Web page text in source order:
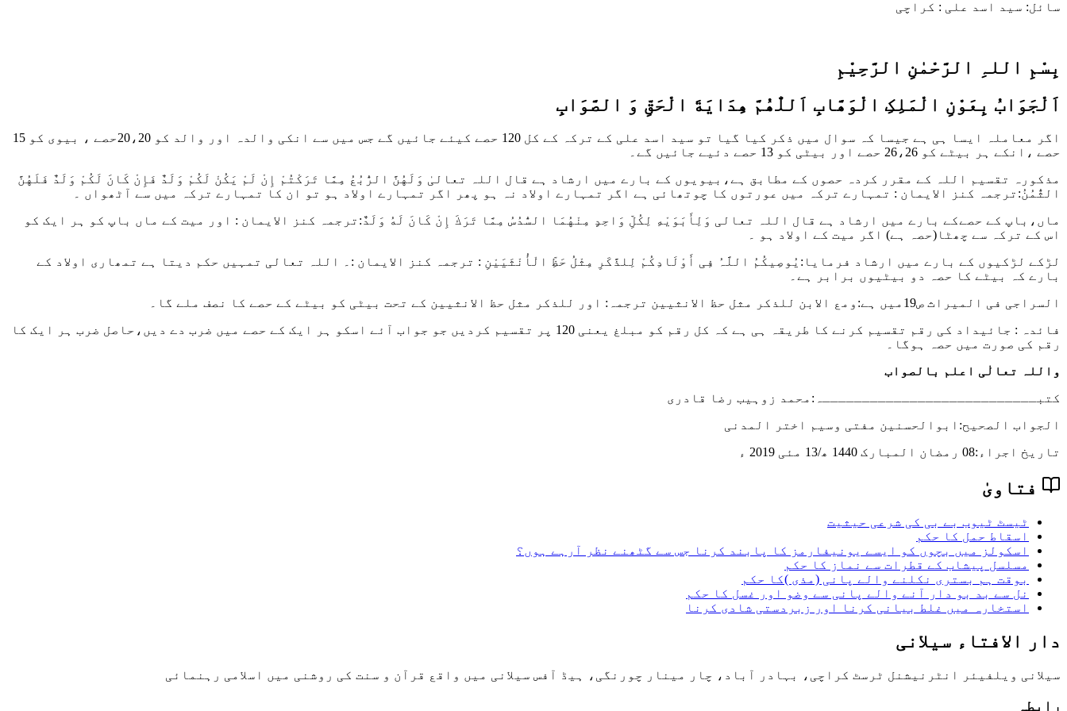
سائل: سید اسد علی : کراچی
بِسْمِ اللہِ الرَّحْمٰنِ الرَّحِيْمِ
اَلْجَوَابُ بِعَوْنِ الْمَلِکِ الْوَھَّابِ اَللّٰھُمَّ ھِدَايَةَ الْحَقِّ وَ الصَّوَابِ
اگر معاملہ ایسا ہی ہے جیسا کہ سوال میں ذکر کیا گیا تو سید اسد علی کے ترکہ کے کل 120 حصے کیئے جائیں گے جس میں سے انکی والدہ اور والد کو 20،20حصے ، بیوی کو 15
حصے ،انکے ہر بیٹے کو 26،26 حصے اور بیٹی کو 13 حصے دئیے جائیں گے۔
مذکورہ تقسیم اللہ کے مقرر کردہ حصوں کے مطابق ہے، بیویوں کے بارے میں ارشاد ہے قال اللہ تعالیٰ وَلَهُنَّ الرُّبُعُ مِمَّا تَرَكْتُمْ إِنْ لَمْ يَكُنْ لَكُمْ وَلَدٌ فَإِنْ كَانَ لَكُمْ وَلَدٌ فَلَهُنَّ
الثُّمُنُ: ترجمہ کنز الایمان : تمہارے ترکہ میں عورتوں کا چوتھائی ہے اگر تمہارے اولاد نہ ہو پھر اگر تمہارے اولاد ہو تو ان کا تمہارے ترکہ میں سے آٹھواں ۔
ماں،باپ کے حصےکے بارے میں ارشاد ہے قال اللہ تعالی وَلِأَبَوَيْهِ لِكُلِّ وَاحِدٍ مِنْهُمَا السُّدُسُ مِمَّا تَرَكَ إِنْ كَانَ لَهُ وَلَدٌ: ترجمہ کنز الایمان : اور میت کے ماں باپ کو ہر ایک کو
اس کے ترکہ سے چھٹا(حصہ ہے) اگر میت کے اولاد ہو ۔
لڑکے لڑکیوں کے بارے میں ارشاد فرمایا: یُوصِیکُمُ اللَّہُ فِی أَوْلَادِکُمْ لِلذَّکَرِ مِثْلُ حَظِّ الْأُنْثَیَیْنِ : ترجمہ کنز الایمان :۔ اللہ تعالی تمہیں حکم دیتا ہے تمھاری اولاد کے
بارے کہ بیٹے کا حصہ دو بیٹیوں برابر ہے۔
السراجی فی المیراث ص19میں ہے:
ومع الابن للذکر مثل حظ الانثیین ترجمہ: او ر للذکر مثل حظ الانثیین کے تحت بیٹی کو بیٹے کے حصے کا نصف ملے گا۔
فائدہ : جائیداد کی رقم تقسیم کرنے کا طریقہ ہی ہے کہ کل رقم کو مبلغ یعنی 120 پر تقسیم کردیں جو جواب آئے اسکو ہر ایک کے حصے میں ضرب دے دیں،حاصل ضرب ہر ایک کا
رقم کی صورت میں حصہ ہوگا۔
واللہ تعالٰی اعلم بالصواب
کتبـــــــــــــــــــــــــــہ:محمد زوہیب رضا قادری
الجواب الصحیح:ابوالحسنین مفتی وسیم اختر المدنی
تاریخ اجراء:08 رمضان المبارک 1440 ھ/13 مئی 2019 ء
فتاویٰ
ٹیسٹ ٹیوب بے بی کی شرعی حیثیت
اسقاط حمل کا حکم
اسکولز میں بچوں کو ایسے یونیفارمز کا پابند کرنا جس سے گٹھنے نظر آرہے ہوں؟
مسلسل پیشاب کے قطرات سے نماز کا حکم
بوقت ہم بستری نکلنے والے پانی (مذی )کا حکم
نل سے بد بو دار آنے والے پانی سے وضو اور غسل کا حکم
استخارہ میں غلط بیانی کرنا اور زبردستی شادی کرنا
دار الافتاء سیلانی
سیلانی ویلفیئر انٹرنیشنل ٹرسٹ کراچی، بہادر آباد، چار مینار چورنگی، ہیڈ آفس سیلانی میں واقع قرآن و سنت کی روشنی میں اسلامی رہنمائی
رابطہ